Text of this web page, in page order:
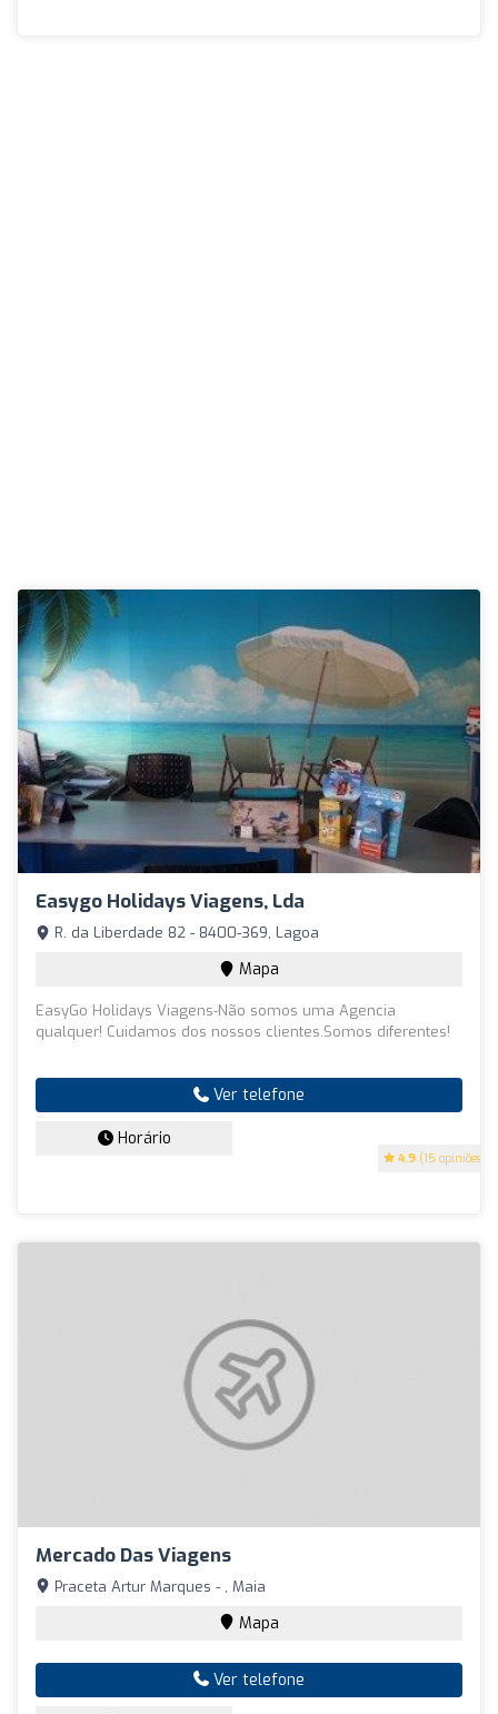
Easygo Holidays Viagens, Lda
4.9 (15 opiniões)
R. da Liberdade 82 - 8400-369, Lagoa
Mapa
EasyGo Holidays Viagens-Não somos uma Agencia
qualquer! Cuidamos dos nossos clientes.Somos diferentes!
Ver telefone
Horário
Mercado Das Viagens
Praceta Artur Marques - , Maia
Mapa
Ver telefone